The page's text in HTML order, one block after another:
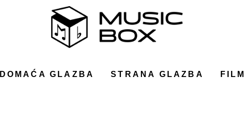
DOMAĆA GLAZBA STRANA GLAZBA FILM